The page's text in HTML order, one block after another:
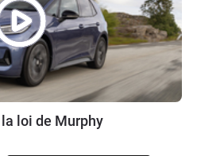
loi de Murphy